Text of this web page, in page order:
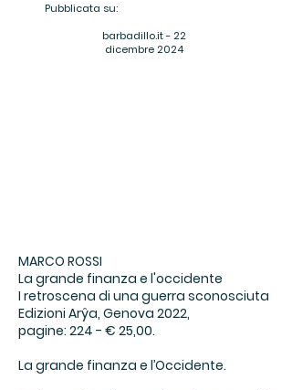
Pubblicata su:
barbadillo.it - 22
dicembre 2024
MARCO ROSSI
La grande finanza e l'occidente
I retroscena di una guerra sconosciuta
Edizioni Arŷa, Genova 2022,
pagine: 224 - € 25,00.
La grande finanza e l’Occidente.